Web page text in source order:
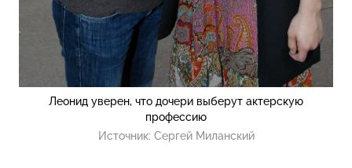
Леонид уверен, что дочери выберут актерскую
профессию
Источник: Сергей Миланский